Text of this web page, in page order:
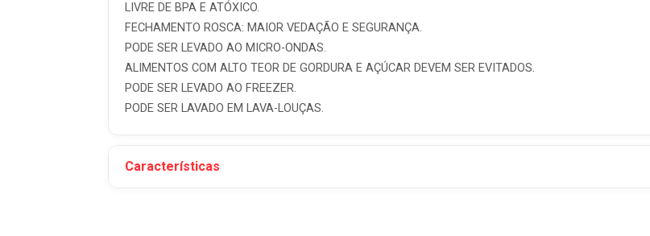
LIVRE DE BPA E ATÓXICO.
FECHAMENTO ROSCA: MAIOR VEDAÇÃO E SEGURANÇA.
PODE SER LEVADO AO MICRO-ONDAS.
ALIMENTOS COM ALTO TEOR DE GORDURA E AÇÚCAR DEVEM SER EVITADOS.
PODE SER LEVADO AO FREEZER.
PODE SER LAVADO EM LAVA-LOUÇAS.
Características